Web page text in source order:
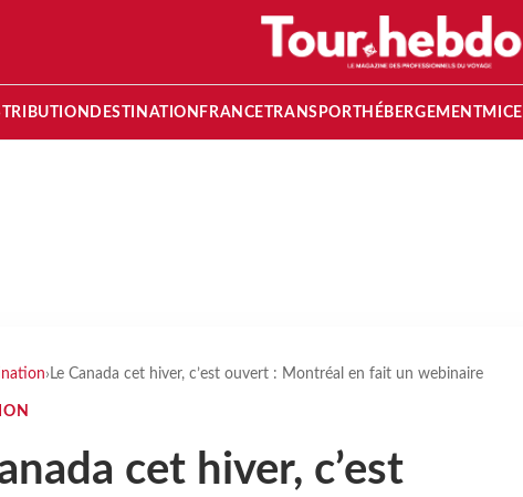
DESTINATION FRANCETRANSPORT HÉBERGEMENTMICE
› Le Canada cet hiver, c’est ouvert : Montréal en fait un webinaire
cet hiver, c’est